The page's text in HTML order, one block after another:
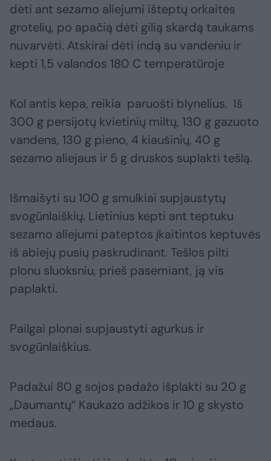
dėti ant sezamo aliejumi išteptų orkaitės
grotelių, po apačią dėti gilią skardą taukams
nuvarvėti. Atskirai dėti indą su vandeniu ir
kepti 1,5 valandos 180 C temperatūroje
Kol antis kepa, reikia paruošti blynelius. Iš
300 g persijotų kvietinių miltų, 130 g gazuoto
vandens, 130 g pieno, 4 kiaušinių, 40 g
sezamo aliejaus ir 5 g druskos suplakti tešlą.
Išmaišyti su 100 g smulkiai supjaustytų
svogūnlaiškių. Lietinius kepti ant teptuku
sezamo aliejumi pateptos įkaitintos keptuvės
iš abiejų pusių paskrudinant. Tešlos pilti
plonu sluoksniu, prieš pasemiant, ją vis
paplakti.
Pailgai plonai supjaustyti agurkus ir
svogūnlaiškius.
Padažui 80 g sojos padažo išplakti su 20 g
„Daumantų“ Kaukazo adžikos ir 10 g skysto
medaus.